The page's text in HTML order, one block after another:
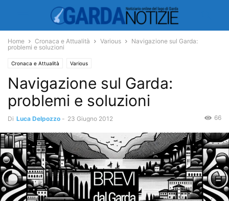
Home Cronaca e Attualità Various
Navigazione sul Garda:
problemi e soluzioni
Cronaca e Attualità Various
Navigazione sul Garda:
problemi e soluzioni
Di Luca Delpozzo - 23 Giugno 2012 66